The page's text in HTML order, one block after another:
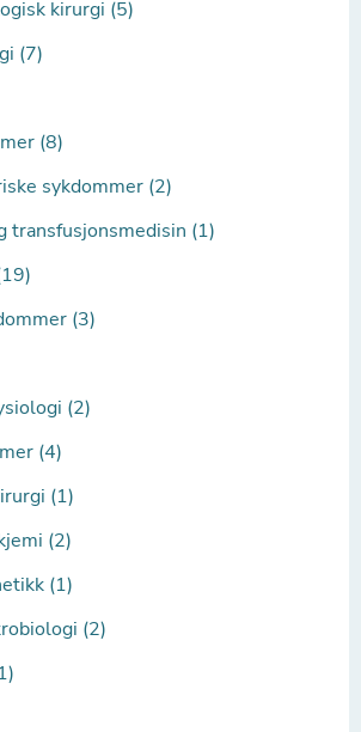
kirurgi (5)
(7)
(8)
sykdommer (2)
transfusjonsmedisin (1)
(3)
(2)
(4)
(1)
(2)
(1)
(2)